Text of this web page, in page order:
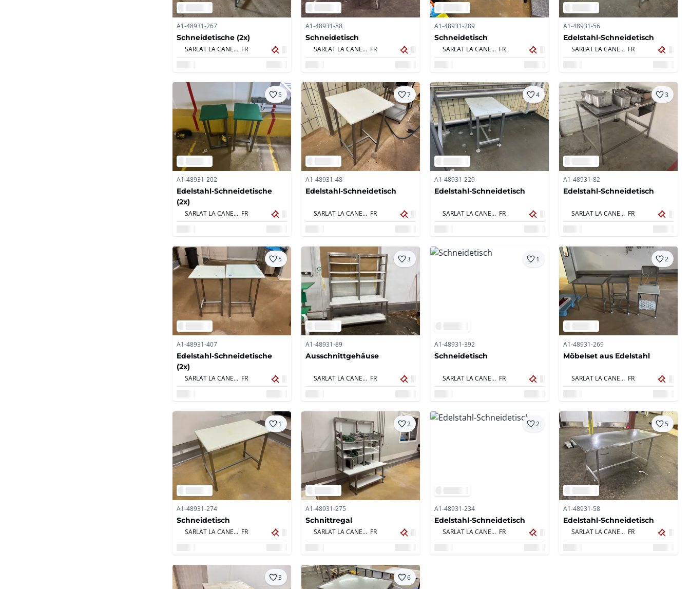
A1-48931-267
Schneidetische (2x)
SARLAT LA CANEDA, FR
A1-48931-88
Schneidetisch
SARLAT LA CANEDA, FR
A1-48931-289
Schneidetisch
SARLAT LA CANEDA, FR
A1-48931-56
Edelstahl-Schneidetisch
SARLAT LA CANEDA, FR
5
A1-48931-202
Edelstahl-Schneidetische
(2x)
SARLAT LA CANEDA, FR
7
A1-48931-48
Edelstahl-Schneidetisch
SARLAT LA CANEDA, FR
4
A1-48931-229
Edelstahl-Schneidetisch
SARLAT LA CANEDA, FR
3
A1-48931-82
Edelstahl-Schneidetisch
SARLAT LA CANEDA, FR
5
A1-48931-407
Edelstahl-Schneidetische
(2x)
SARLAT LA CANEDA, FR
3
A1-48931-89
Ausschnittgehäuse
SARLAT LA CANEDA, FR
1
A1-48931-392
Schneidetisch
SARLAT LA CANEDA, FR
2
A1-48931-269
Möbelset aus Edelstahl
SARLAT LA CANEDA, FR
1
A1-48931-274
Schneidetisch
SARLAT LA CANEDA, FR
2
A1-48931-275
Schnittregal
SARLAT LA CANEDA, FR
2
A1-48931-234
Edelstahl-Schneidetisch
SARLAT LA CANEDA, FR
5
A1-48931-58
Edelstahl-Schneidetisch
SARLAT LA CANEDA, FR
3 6